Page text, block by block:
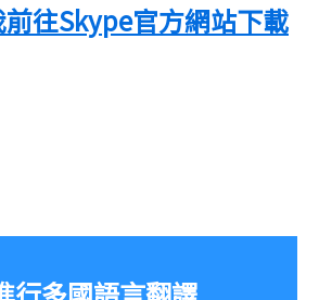
往Skype官方網站下載